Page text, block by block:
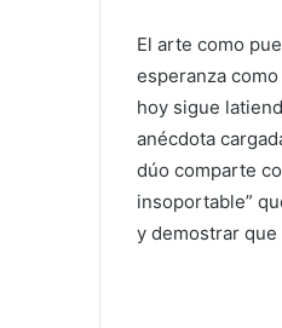
El arte como
esperanza
hoy sigue
anécdota
dúo comparte
insoportable”
y demostrar